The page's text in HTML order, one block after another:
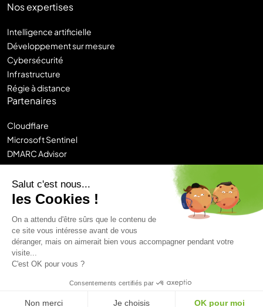
Salut c'est nous...
les Cookies !
On a attendu d'être sûrs que le contenu de
ce site vous intéresse avant de vous
déranger, mais on aimerait bien vous accompagner pendant votre
visite...
C'est OK pour vous ?
Consentements certifiés par
Non merci Je choisis OK pour moi
Nos expertises
Intelligence artificielle
Développement sur mesure
Cybersécurité
Infrastructure
Régie à distance
Partenaires
Cloudflare
Microsoft Sentinel
DMARC Advisor
Sitecore
Contentstack
Chronos
Mentions légales
Politique de confidentialité
© 2026 Castelis. Tous droits réservés.